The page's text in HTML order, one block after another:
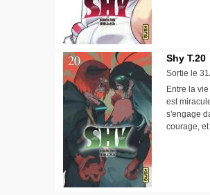
Shy T.20
Sortie le
Entre la
est
s'engage
courage,